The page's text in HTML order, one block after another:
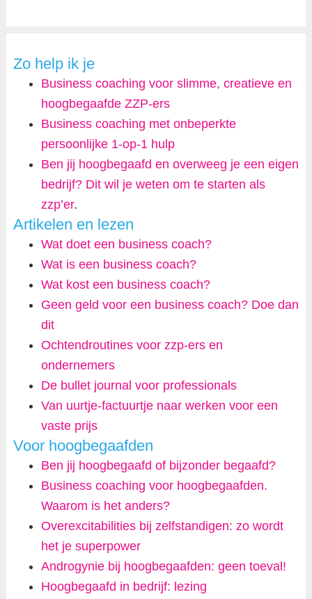
Zo help ik je
Business coaching voor slimme, creatieve en
hoogbegaafde ZZP-ers
Business coaching met onbeperkte
persoonlijke 1-op-1 hulp
Ben jij hoogbegaafd en overweeg je een eigen
bedrijf? Dit wil je weten om te starten als
zzp’er.
Artikelen en lezen
Wat doet een business coach?
Wat is een business coach?
Wat kost een business coach?
Geen geld voor een business coach? Doe dan
dit
Ochtendroutines voor zzp-ers en
ondernemers
De bullet journal voor professionals
Van uurtje-factuurtje naar werken voor een
vaste prijs
Voor hoogbegaafden
Ben jij hoogbegaafd of bijzonder begaafd?
Business coaching voor hoogbegaafden.
Waarom is het anders?
Overexcitabilities bij zelfstandigen: zo wordt
het je superpower
Androgynie bij hoogbegaafden: geen toeval!
Hoogbegaafd in bedrijf: lezing